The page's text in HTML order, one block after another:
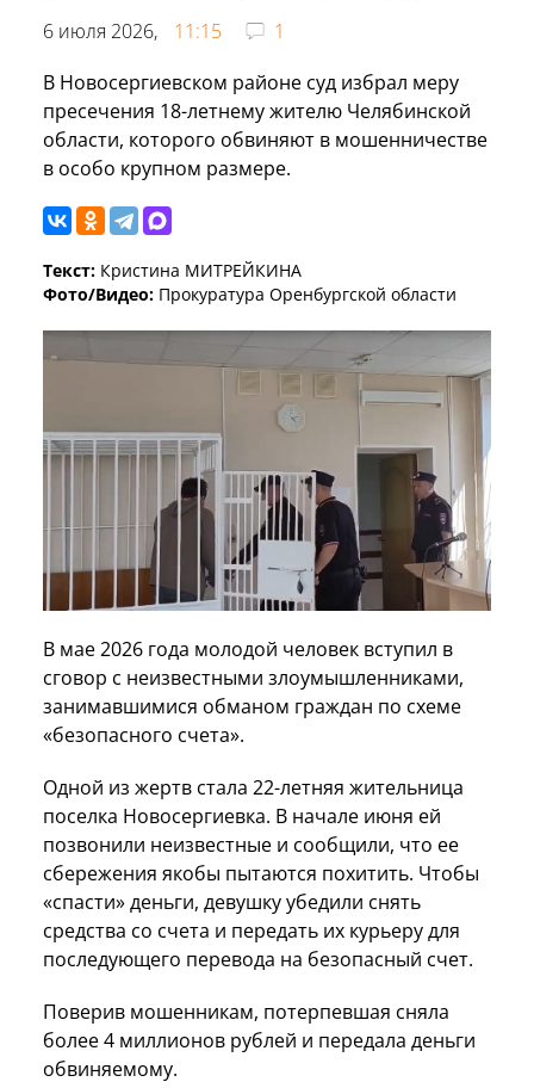
6 июля 2026, 11:15
1
В Новосергиевском районе суд избрал меру
пресечения 18-летнему жителю Челябинской
области, которого обвиняют в мошенничестве
в особо крупном размере.
Текст: Кристина МИТРЕЙКИНА
Фото/Видео: Прокуратура Оренбургской области
В мае 2026 года молодой человек вступил в
сговор с неизвестными злоумышленниками,
занимавшимися обманом граждан по схеме
«безопасного счета».
Одной из жертв стала 22-летняя жительница
поселка Новосергиевка. В начале июня ей
позвонили неизвестные и сообщили, что ее
сбережения якобы пытаются похитить. Чтобы
«спасти» деньги, девушку убедили снять
средства со счета и передать их курьеру для
последующего перевода на безопасный счет.
Поверив мошенникам, потерпевшая сняла
более 4 миллионов рублей и передала деньги
обвиняемому.